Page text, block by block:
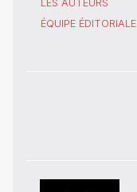
LES AUTEURS
ÉQUIPE ÉDITORIALE